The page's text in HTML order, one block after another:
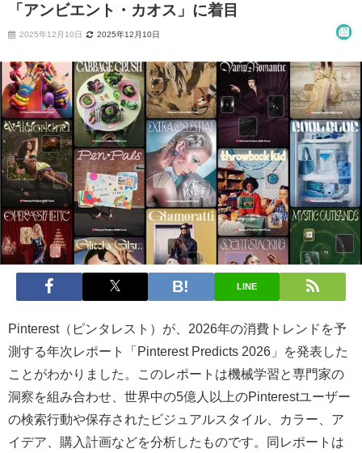
「アンビエント・カオス」に着目
2025年12月10日 2025年12月10日
LINE
Pinterest（ピンタレスト）が、2026年の消費トレンドを予
測する年次レポート「Pinterest Predicts 2026」を発表した
ことがわかりました。このレポートは機械学習と専門家の
洞察を組み合わせ、世界中の5億人以上のPinterestユーザー
の検索行動や保存されたビジュアルスタイル、カラー、ア
イデア、購入計画などを分析したものです。同レポートは